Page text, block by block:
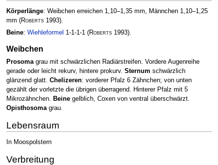
Körperlänge: Weibchen erreichen 1,10–1,35 mm, Männchen 1,10–1,25
mm (Roberts1993).
Beine: Wiehleformel 1-1-1-1 (Roberts1993).
Weibchen
Prosomagrau mit schwärzlichen Radiärstreifen. Vordere Augenreihe
gerade oder leicht rekurv, hintere prokurv. Sternum schwärzlich
glänzend glatt. Chelizeren: vorderer Pfalz 6 Zähnchen; von unten
gezählt der vorletzte die übrigen überragend. Hinterer Pfalz mit 5
Mikrozähnchen. Beinegelblich, Coxen von ventral überschwärzt.
Opisthosomagrau.
Lebensraum
In Moospolstern
Verbreitung